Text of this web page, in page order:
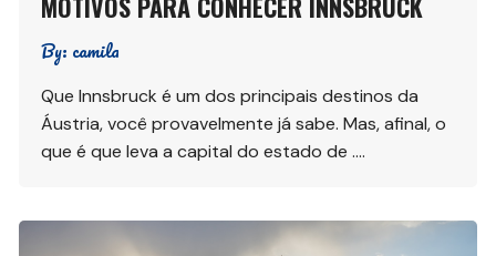
By: camila
Que Innsbruck é um dos principais destinos da
Áustria, você provavelmente já sabe. Mas, afinal, o
que é que leva a capital do estado de ….